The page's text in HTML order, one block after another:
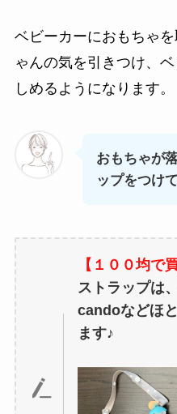
ベビーカーにおもちゃ
ゃんの気を引きつけ、
しめるようになります。
おもちゃが
ップをつけ
【１００均で
ストラップは
candoなどほ
ます♪